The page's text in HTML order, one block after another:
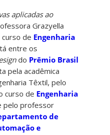
aplicadas ao
Grazyella
curso de Engenharia
entre os
do Prêmio Brasil
pela acadêmica
Têxtil, pelo
curso de Engenharia
pelo professor
de
e